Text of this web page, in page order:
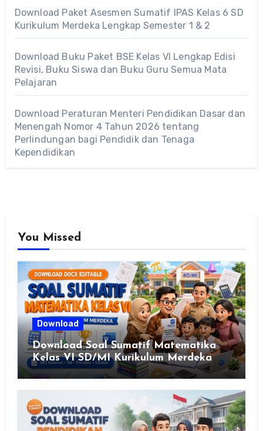
Download Paket Asesmen Sumatif IPAS Kelas 6 SD
Kurikulum Merdeka Lengkap Semester 1 & 2
Download Buku Paket BSE Kelas VI Lengkap Edisi
Revisi, Buku Siswa dan Buku Guru Semua Mata
Pelajaran
Download Peraturan Menteri Pendidikan Dasar dan
Menengah Nomor 4 Tahun 2026 tentang
Perlindungan bagi Pendidik dan Tenaga
Kependidikan
You Missed
Download
Download Soal Sumatif Matematika
Kelas VI SD/MI Kurikulum Merdeka